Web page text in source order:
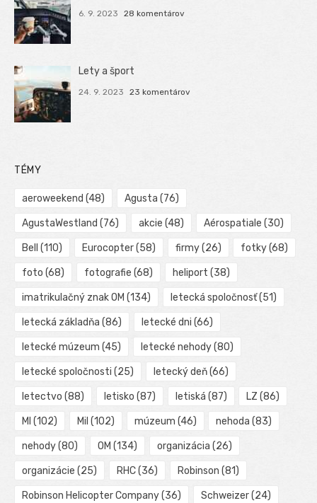
6. 9. 2023 28 komentárov
Lety a šport
24. 9. 2023 23 komentárov
TÉMY
aeroweekend (48) Agusta (76)
AgustaWestland (76) akcie (48) Aérospatiale (30)
Bell (110) Eurocopter(58) firmy(26) fotky(68)
foto (68) fotografie (68) heliport (38)
imatrikulačný znak OM (134) letecká spoločnosť(51)
letecká základňa (86) letecké dni (66)
letecké múzeum (45) letecké nehody(80)
letecké spoločnosti (25) letecký deň(66)
letectvo (88) letisko (87) letiská (87) LZ (86)
MI (102) Mil (102) múzeum (46) nehoda (83)
nehody(80) OM (134) organizácia (26)
organizácie (25) RHC(36) Robinson (81)
Robinson Helicopter Company(36) Schweizer(24)